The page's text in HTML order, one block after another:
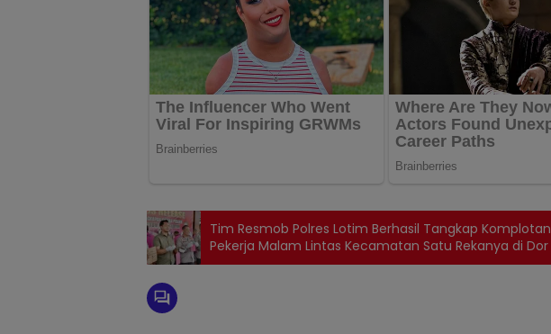
Tim Resmob Polres Lotim Berhasil Tangkap Komplotan
Pekerja Malam Lintas Kecamatan Satu Rekanya di Dor